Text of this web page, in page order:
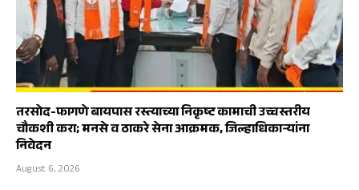
तरसोद-फागणे बायपास रस्त्याच्या निकृष्ट कामाची उच्चस्तरीय
चौकशी करा; मनसे व ठाकरे सेना आक्रमक, जिल्हाधिकाऱ्यांना
निवेदन
August 6, 2026